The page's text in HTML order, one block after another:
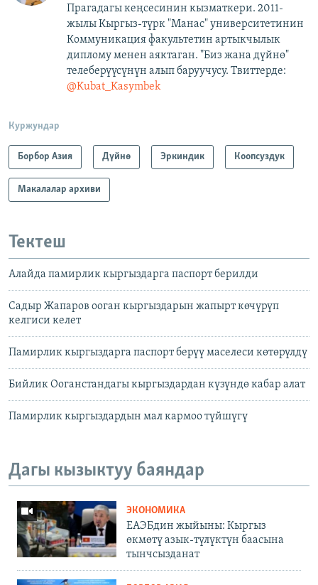
Прагадагы кеңсесинин кызматкери. 2011-
жылы Кыргыз-түрк "Манас" университетинин
Коммуникация факультетин артыкчылык
диплому менен аяктаган. "Биз жана дүйнө"
телеберүүсүнүн алып баруучусу. Твиттерде:
@Kubat_Kasymbek
Куржундар
Борбор Азия Дүйнө Эркиндик Коопсуздук
Макалалар архиви
Тектеш
Алайда памирлик кыргыздарга паспорт берилди
Садыр Жапаров ооган кыргыздарын жапырт көчүрүп
келгиси келет
Памирлик кыргыздарга паспорт берүү маселеси көтөрүлдү
Бийлик Ооганстандагы кыргыздардан күзүндө кабар алат
Памирлик кыргыздардын мал кармоо түйшүгү
Дагы кызыктуу баяндар
ЭКОНОМИКА
ЕАЭБдин жыйыны: Кыргыз
өкмөтү азык-түлүктүн баасына
тынчсызданат